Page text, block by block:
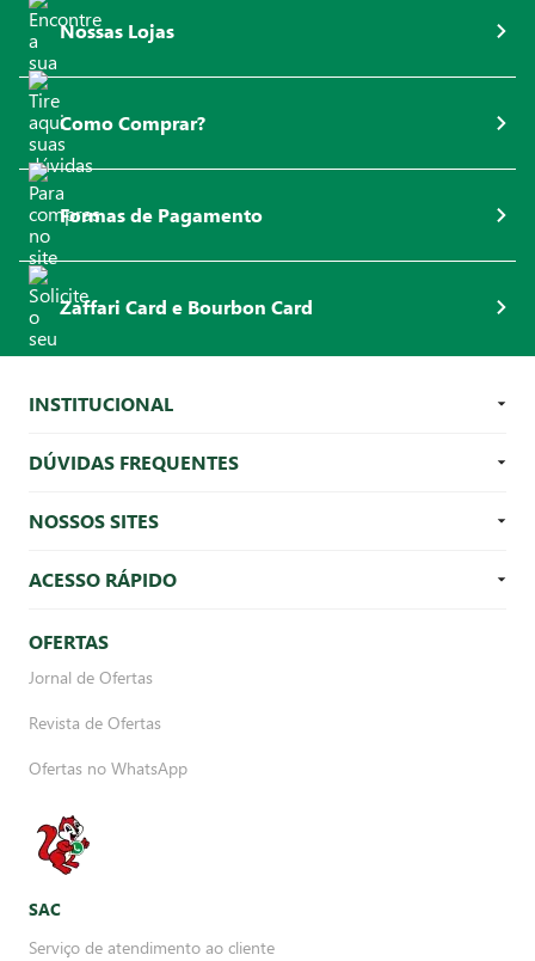
Nossas Lojas
Como Comprar?
Formas de Pagamento
Zaffari Card e Bourbon Card
INSTITUCIONAL
DÚVIDAS FREQUENTES
NOSSOS SITES
ACESSO RÁPIDO
OFERTAS
Jornal de Ofertas
Revista de Ofertas
Ofertas no WhatsApp
SAC
Serviço de atendimento ao cliente